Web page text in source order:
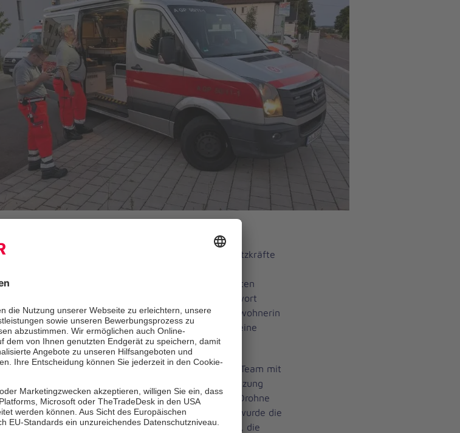
In der Nacht zum 20. Juli 2025 wurden die Einsatzkräfte
Ostwürttemberg um 02:12 Uhr von der Integrierten
Leitstelle Göppingen alarmiert. Das Einsatzstichwort
lautete: Personensuche. Gesucht wurde eine Bewohnerin
eines Alten- und Pflegeheims in Böhmenkirch – eine
Situation, die alle Beteiligten tief bewegt hat.
Bereits gegen 3:00 Uhr startete das Johanniter-Team mit
der ersten Drohne die Suche. Dank der Unterstützung
nachrückender Kräfte konnte mit einer zweiten Drohne
ein weiteres Gebiet abgesucht werden. Parallel wurde die
Drohnengruppe des DRK Esslingen hinzugezogen, die